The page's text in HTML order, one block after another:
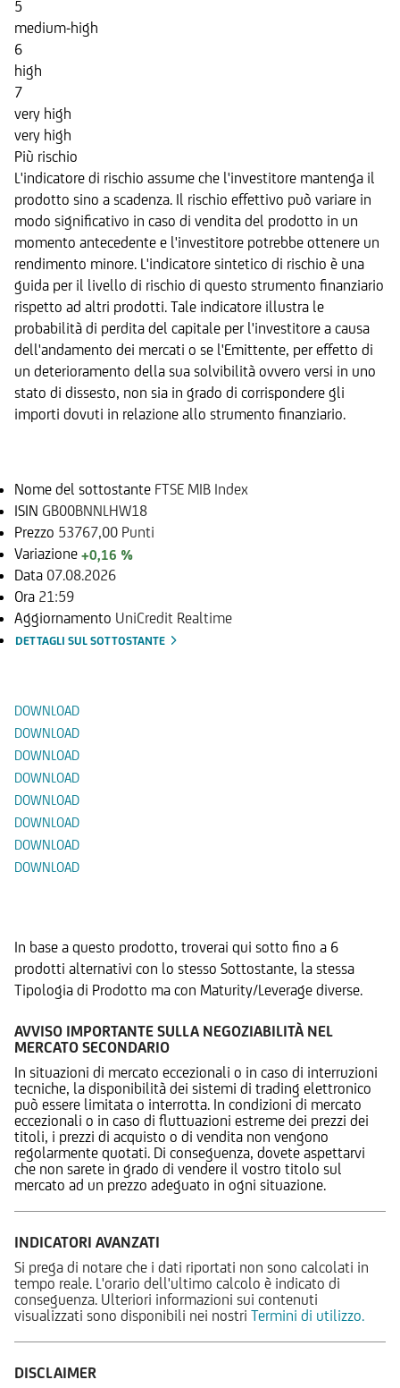
5
medium-high
6
high
7
very high
very high
Più rischio
L'indicatore di rischio assume che l'investitore mantenga il
prodotto sino a scadenza. Il rischio effettivo può variare in
modo significativo in caso di vendita del prodotto in un
momento antecedente e l'investitore potrebbe ottenere un
rendimento minore. L'indicatore sintetico di rischio è una
guida per il livello di rischio di questo strumento finanziario
rispetto ad altri prodotti. Tale indicatore illustra le
probabilità di perdita del capitale per l'investitore a causa
dell'andamento dei mercati o se l'Emittente, per effetto di
un deterioramento della sua solvibilità ovvero versi in uno
stato di dissesto, non sia in grado di corrispondere gli
importi dovuti in relazione allo strumento finanziario.
Nome del sottostante FTSE MIB Index
ISIN GB00BNNLHW18
Prezzo 53767,00 Punti
Variazione +0,16 %
Data 07.08.2026
Ora 21:59
Aggiornamento UniCredit Realtime
DETTAGLI SUL SOTTOSTANTE
DOWNLOAD
DOWNLOAD
DOWNLOAD
DOWNLOAD
DOWNLOAD
DOWNLOAD
DOWNLOAD
DOWNLOAD
In base a questo prodotto, troverai qui sotto fino a 6
prodotti alternativi con lo stesso Sottostante, la stessa
Tipologia di Prodotto ma con Maturity/Leverage diverse.
AVVISO IMPORTANTE SULLA NEGOZIABILITÀ NEL
MERCATO SECONDARIO
In situazioni di mercato eccezionali o in caso di interruzioni
tecniche, la disponibilità dei sistemi di trading elettronico
può essere limitata o interrotta. In condizioni di mercato
eccezionali o in caso di fluttuazioni estreme dei prezzi dei
titoli, i prezzi di acquisto o di vendita non vengono
regolarmente quotati. Di conseguenza, dovete aspettarvi
che non sarete in grado di vendere il vostro titolo sul
mercato ad un prezzo adeguato in ogni situazione.
INDICATORI AVANZATI
Si prega di notare che i dati riportati non sono calcolati in
tempo reale. L'orario dell'ultimo calcolo è indicato di
conseguenza. Ulteriori informazioni sui contenuti
visualizzati sono disponibili nei nostri Termini di utilizzo.
DISCLAIMER